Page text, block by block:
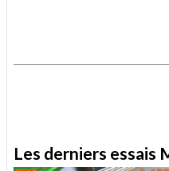
Les derniers essais